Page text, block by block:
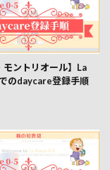
モントリオール】La
のdaycare登録手順